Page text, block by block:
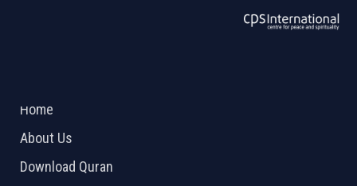
Home
About Us
Download Quran